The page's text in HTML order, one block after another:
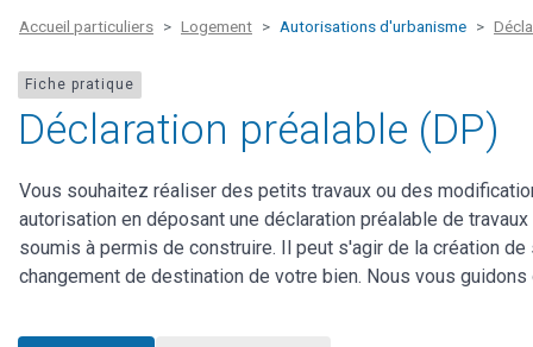
Accueil particuliers Logement Autorisations d'urbanisme
Fiche pratique
Déclaration préalable (DP)
Vous souhaitez réaliser des petits travaux ou des
autorisation en déposant une déclaration préalable de
soumis à permis de construire. Il peut s'agir de la création
changement de destination de votre bien. Nous vous